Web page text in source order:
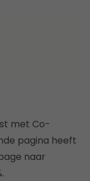
met Co-
pagina heeft
naar